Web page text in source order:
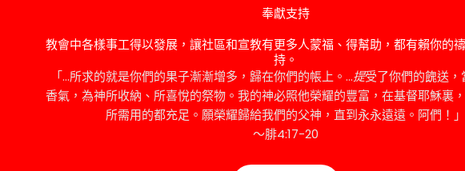
奉獻支持
教會中各樣事工得以發展，讓社區和宣教有更多人蒙福、得幫助，都有賴你的
持。
「…所求的就是你們的果子漸漸增多，歸在你們的帳上。…提受了你們的餽送
香氣，為神所收納、所喜悅的祭物。我的神必照他榮耀的豐富，在基督耶穌裏
所需用的都充足。願榮耀歸給我們的父神，直到永永遠遠。阿們！」
～腓4:17-20